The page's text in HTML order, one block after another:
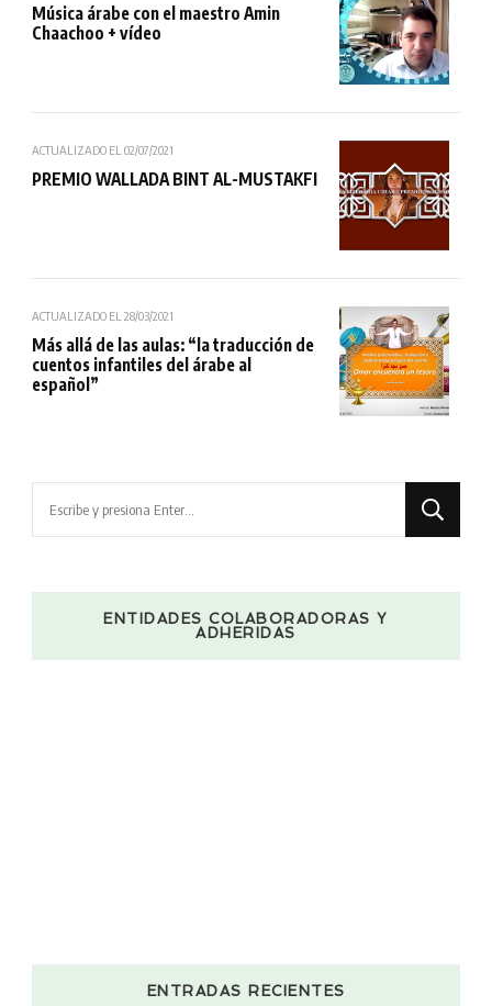
Música árabe con el maestro Amin
Chaachoo + vídeo
ACTUALIZADO EL 02/07/2021
PREMIO WALLADA BINT AL-MUSTAKFI
ACTUALIZADO EL 28/03/2021
Más allá de las aulas: “la traducción de
cuentos infantiles del árabe al
español”
ENTIDADES COLABORADORAS Y
ADHERIDAS
ENTRADAS RECIENTES